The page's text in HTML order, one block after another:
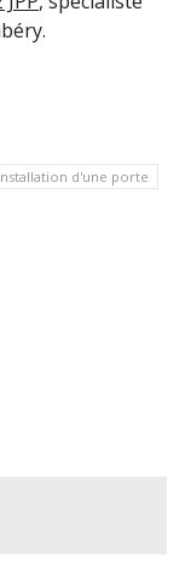
d'une porte